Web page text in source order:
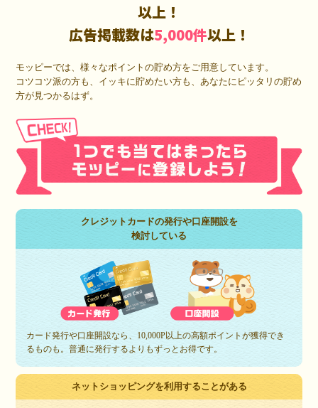
以上！
広告掲載数は5,000件以上！
モッピーでは、様々なポイントの貯め方をご用意しています。
コツコツ派の方も、イッキに貯めたい方も、あなたにピッタリの貯め
方が見つかるはず。
クレジットカードの発行や口座開設を
検討している
カード発行や口座開設なら、10,000P以上の高額ポイントが獲得でき
るものも。普通に発行するよりもずっとお得です。
ネットショッピングを利用することがある